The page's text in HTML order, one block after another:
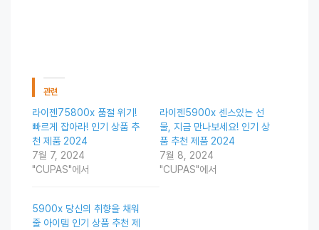
관련
라이젠75800x 품절 위기!
빠르게 잡아라! 인기 상품 추
천 제품 2024
7월 7, 2024
"CUPAS"에서
라이젠5900x 센스있는 선
물, 지금 만나보세요! 인기 상
품 추천 제품 2024
7월 8, 2024
"CUPAS"에서
5900x 당신의 취향을 채워
줄 아이템 인기 상품 추천 제